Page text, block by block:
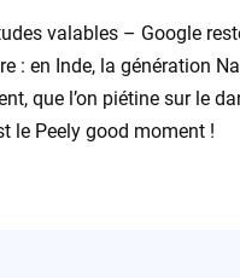
valables – Google
: en Inde, la génération
que l’on piétine sur le
le Peely good moment !